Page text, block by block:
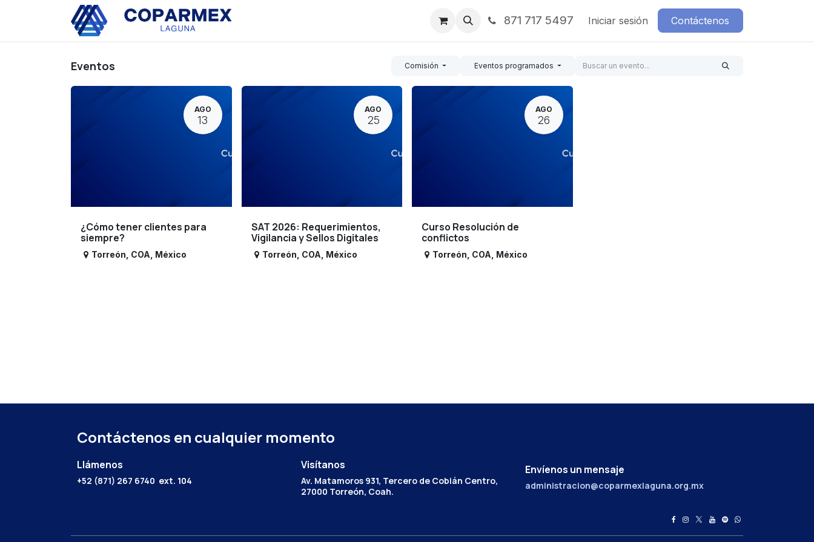
Noticias Contáctenos871 717 5497 Iniciar sesión Contáctenos
Eventos Comisión Eventos programados
AGO
13
¿Cómo tener clientes para
siempre?
Torreón COA México
AGO
25
SAT 2026: Requerimientos,
Vigilancia y Sellos Digitales
Torreón COA México
AGO
26
Curso Resolución de
conflictos
Torreón COA México
Contáctenos en cualquier momento
Llámenos
+52 (871) 267 6740 ext. 104
Envíenos un mensaje
administracion@coparmexlaguna.org.mx
Visítanos
Av. Matamoros 931, Tercero de Cobián Centro,
27000 Torreón, Coah.